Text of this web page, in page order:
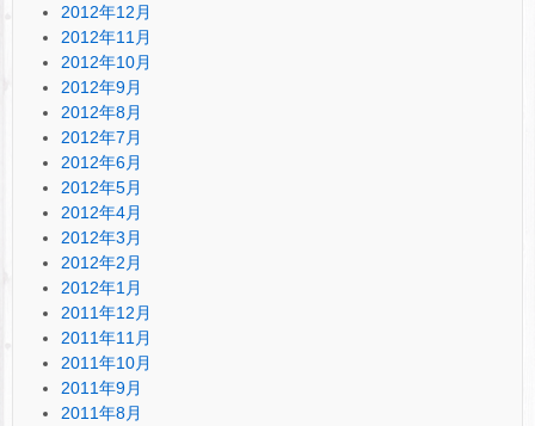
2012年12月
2012年11月
2012年10月
2012年9月
2012年8月
2012年7月
2012年6月
2012年5月
2012年4月
2012年3月
2012年2月
2012年1月
2011年12月
2011年11月
2011年10月
2011年9月
2011年8月